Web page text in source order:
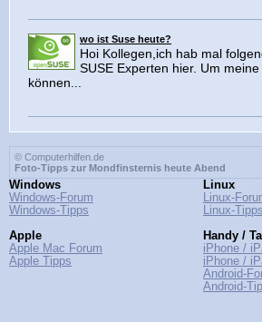
wo ist Suse heute?
Hoi Kollegen,ich hab mal
SUSE Experten hier. Um
können...
© Computerhilfen.de
Foto-Tipps zur Mondfinsternis heute Abend
Windows
Windows-Forum
Windows-Tipps
Apple
Apple Mac Forum
Apple Tipps
Linux
Linux-
Linux-Tipps
Handy /
iPhone /
iPhone /
Android-
Android-